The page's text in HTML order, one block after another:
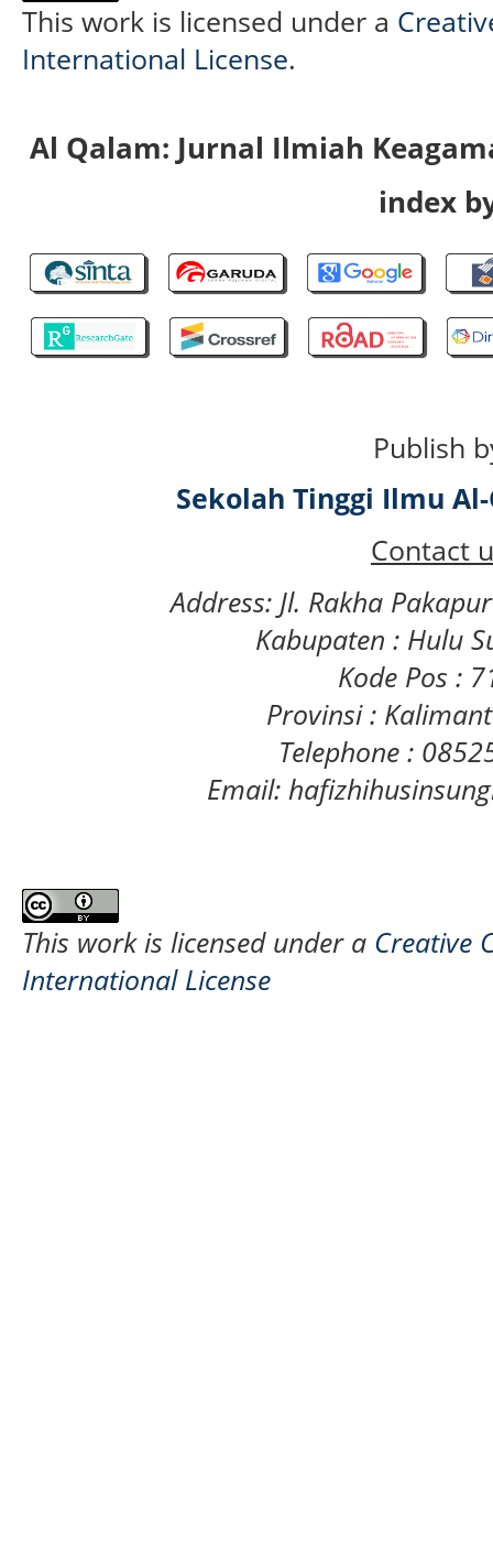
This work is licensed under a
International License.
Al Qalam: Jurnal Ilmiah
index
Publish
Sekolah Tinggi Ilmu
Contact
Address: Jl. Rakha
Kabupaten : Hulu
Kode Pos :
Provinsi :
Telephone :
Email:
This work is licensed under a Creative
International License